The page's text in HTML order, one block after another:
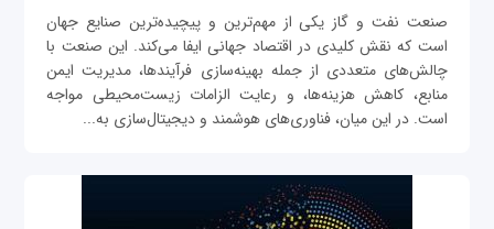
صنعت نفت و گاز یکی از مهم‌ترین و پیچیده‌ترین صنایع جهان
است که نقش کلیدی در اقتصاد جهانی ایفا می‌کند. این صنعت با
چالش‌های متعددی از جمله بهینه‌سازی فرآیندها، مدیریت ایمن
منابع، کاهش هزینه‌ها، و رعایت الزامات زیست‌محیطی مواجه
است. در این میان، فناوری‌های هوشمند و دیجیتال‌سازی به...